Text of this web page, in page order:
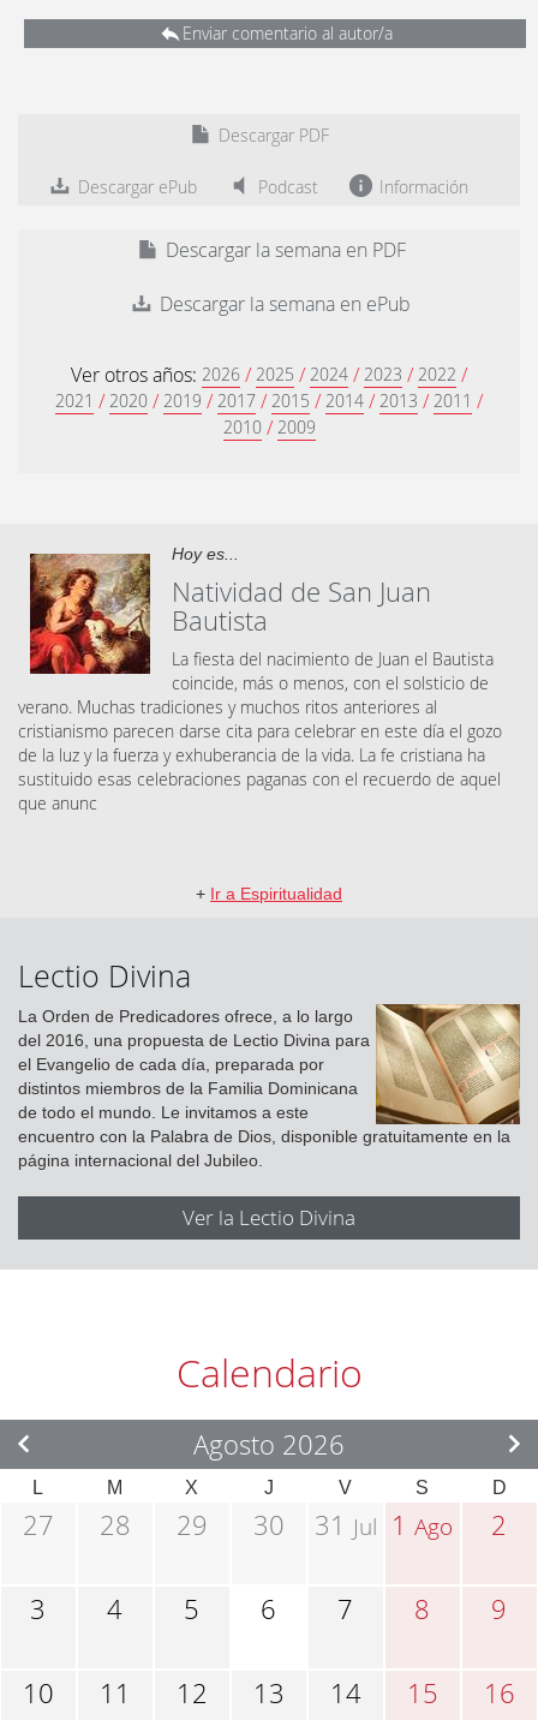
Enviar comentario al autor/a
Descargar PDF
Descargar ePub Podcast Información
Descargar la semana en PDF
Descargar la semana en ePub
Ver otros años: 2026 / 2025 / 2024 / 2023 / 2022 /
2021 / 2020 / 2019 / 2017 / 2015 / 2014 / 2013 / 2011 /
2010 / 2009
Hoy es...
Natividad de San Juan
Bautista
La fiesta del nacimiento de Juan el Bautista
coincide, más o menos, con el solsticio de
verano. Muchas tradiciones y muchos ritos anteriores al
cristianismo parecen darse cita para celebrar en este día el gozo
de la luz y la fuerza y exhuberancia de la vida. La fe cristiana ha
sustituido esas celebraciones paganas con el recuerdo de aquel
que anunc
+ Ir a Espiritualidad
Lectio Divina
La Orden de Predicadores ofrece, a lo largo
del 2016, una propuesta de Lectio Divina para
el Evangelio de cada día, preparada por
distintos miembros de la Familia Dominicana
de todo el mundo. Le invitamos a este
encuentro con la Palabra de Dios, disponible gratuitamente en la
página internacional del Jubileo.
Ver la Lectio Divina
Calendario
Agosto 2026
L M X J V S D
27 28 29 30 31 Jul 1Ago 2
3 4 5 6 7 8 9
10 11 12 13 14 15 16